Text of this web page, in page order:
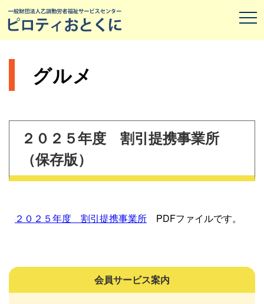
グルメ
２０２５年度 割引提携事業所
（保存版）
２０２５年度 割引提携事業所 PDFファイルです。
会員サービス案内